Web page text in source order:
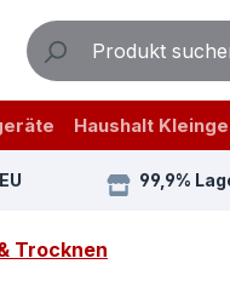
Haushalt
99,9%
Trocknen